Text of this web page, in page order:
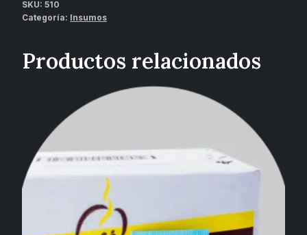
SKU: 510
Categoría: Insumos
Productos relacionados